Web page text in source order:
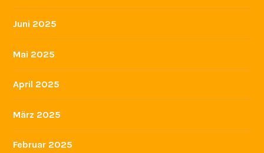
Juni 2025
Mai 2025
April 2025
März 2025
Februar 2025